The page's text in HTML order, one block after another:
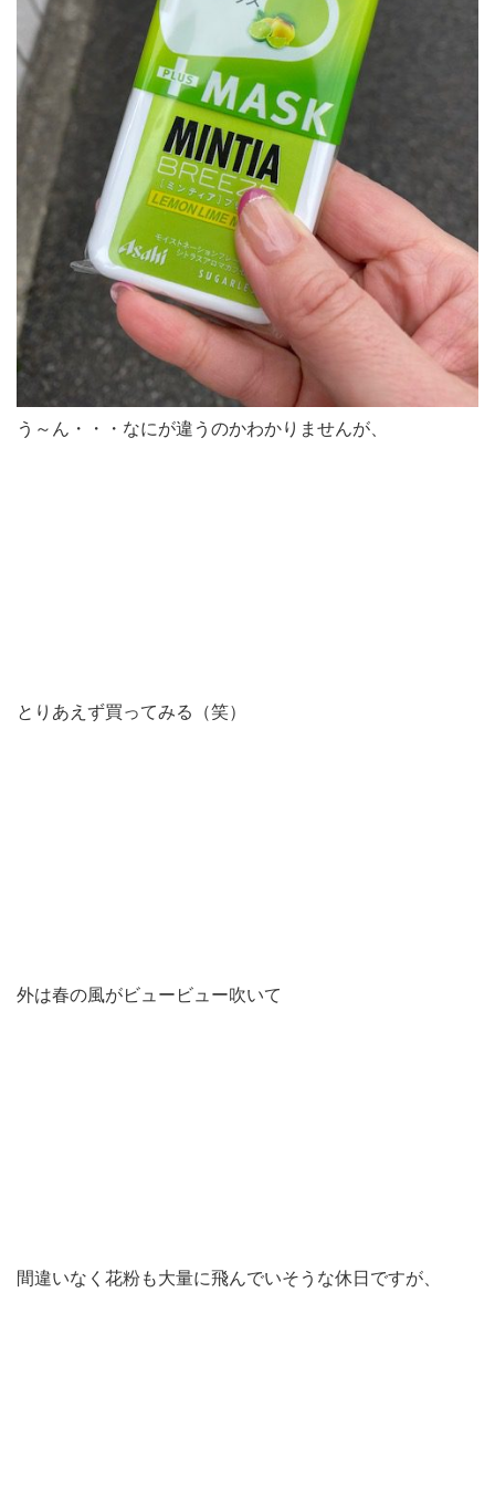
う～ん・・・なにが違うのかわかりませんが、
とりあえず買ってみる（笑）
外は春の風がビュービュー吹いて
間違いなく花粉も大量に飛んでいそうな休日ですが、